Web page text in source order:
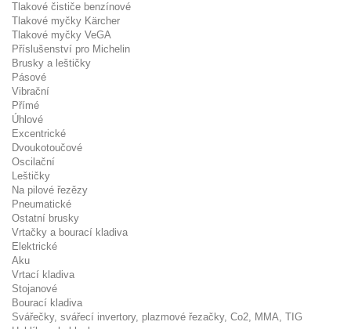
Tlakové čističe benzínové
Tlakové myčky Kärcher
Tlakové myčky VeGA
Příslušenství pro Michelin
Brusky a leštičky
Pásové
Vibrační
Přímé
Úhlové
Excentrické
Dvoukotoučové
Oscilační
Leštičky
Na pilové řezězy
Pneumatické
Ostatní brusky
Vrtačky a bourací kladiva
Elektrické
Aku
Vrtací kladiva
Stojanové
Bourací kladiva
Svářečky, svářecí invertory, plazmové řezačky, Co2, MMA, TIG